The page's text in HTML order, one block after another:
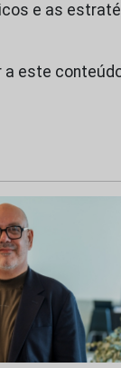
e as
a este